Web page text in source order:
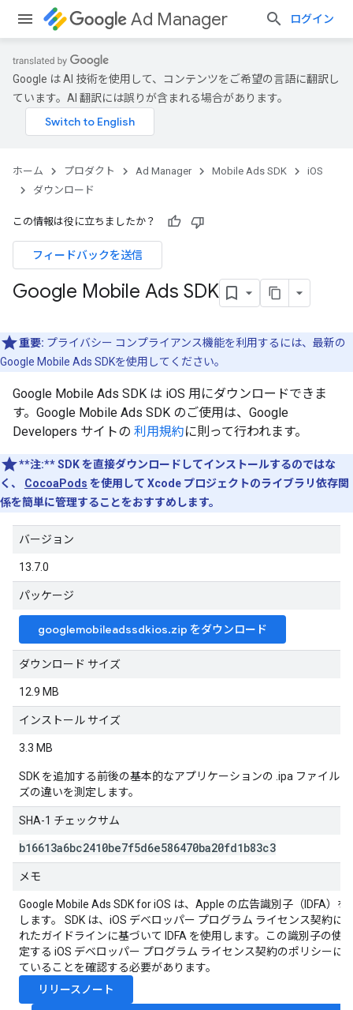
Ad Manager ログイン
Google は AI 技術を使用して、コンテンツをご希望の言語に翻訳し
ています。AI 翻訳には誤りが含まれる場合があります。
ホーム プロダクト Ad Manager Mobile Ads SDK
iOS
ダウンロード
この情報は役に立ちましたか？
フィードバックを送信
Google Mobile Ads SDK
重要: プライバシー コンプライアンス機能を利用するには、最新の
Google Mobile Ads SDKを使用してください。
Google Mobile Ads SDK は iOS 用にダウンロードできま
す。 Google Mobile Ads SDK のご使用は、Google
Developers サイトの 利用規約に則って行われます。
**注:**SDK を直接ダウンロードしてインストールするのではな
く、 CocoaPods を使用して Xcode プロジェクトのライブラリ依存関
係を簡単に管理することをおすすめします。
バージョン
13.7.0
パッケージ
googlemobileadssdkios.zip をダウンロード
ダウンロード サイズ
12.9 MB
インストール サイズ
3.3 MB
SDK を追加する前後の基本的なアプリケーションの .ipa ファイル
ズの違いを測定します。
SHA-1 チェックサム
b16613a6bc2410be7f5d6e586470ba20fd1b83c3
メモ
Google Mobile Ads SDKfor iOS は、Apple の広告識別子（IDFA）を
します。 SDK は、iOS デベロッパー プログラム ライセンス契約に
れたガイドラインに基づいて IDFA を使用します。この識別子の使
定する iOS デベロッパー プログラム ライセンス契約のポリシーに
ていることを確認する必要があります。
リリースノート